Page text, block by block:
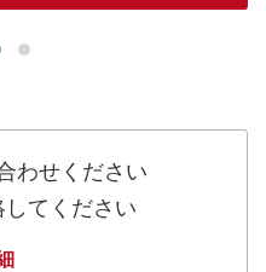
わせください
してください